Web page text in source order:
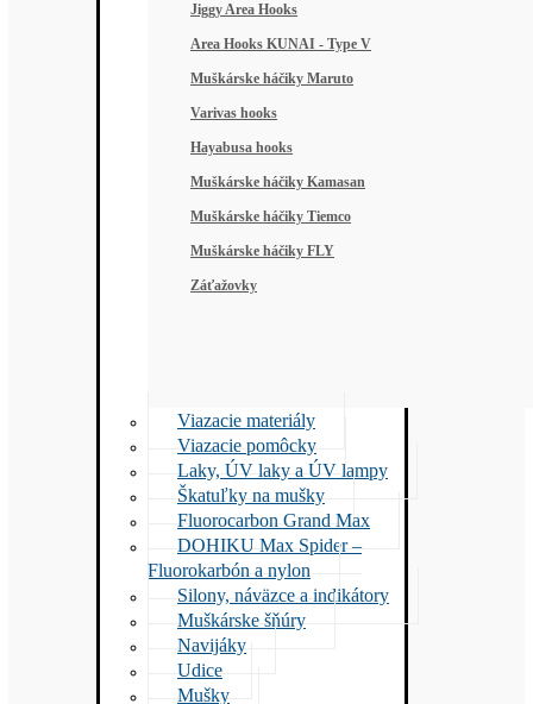
Jiggy Area Hooks
Area Hooks KUNAI - Type V
Muškárske háčiky Maruto
Varivas hooks
Hayabusa hooks
Muškárske háčiky Kamasan
Muškárske háčiky Tiemco
Muškárske háčiky FLY
Záťažovky
Viazacie materiály
Viazacie pomôcky
Laky, ÚV laky a ÚV lampy
Škatuľky na mušky
Fluorocarbon Grand Max
DOHIKU Max Spider –
Fluorokarbón a nylon
Silony, náväzce a indikátory
Muškárske šňúry
Navijáky
Udice
Mušky